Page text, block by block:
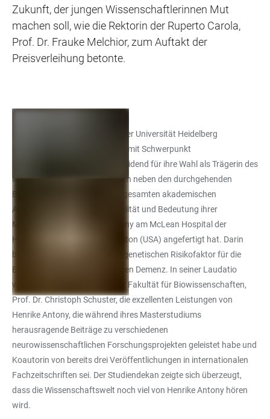
Zukunft, der jungen Wissenschaftlerinnen Mut
machen soll, wie die Rektorin der Ruperto Carola,
Prof. Dr. Frauke Melchior, zum Auftakt der
Preisverleihung betonte.
Die Preisträgerin studierte an der Universität Heidelberg
Molekulare Biowissenschaften mit Schwerpunkt
Neurowissenschaften. Entscheidend für ihre Wahl als Trägerin des
Marie-Luise Jung-Preises waren neben den durchgehenden
Bestleistungen während ihrer gesamten akademischen
Ausbildung die besondere Qualität und Bedeutung ihrer
Masterarbeit, die Henrike Antony am McLean Hospital der
Harvard Medical School in Boston (USA) angefertigt hat. Darin
beschäftigt sie sich mit einem genetischen Risikofaktor für die
Entwicklung der Alzheimer’schen Demenz. In seiner Laudatio
würdigte der Studiendekan der Fakultät für Biowissenschaften,
Prof. Dr. Christoph Schuster, die exzellenten Leistungen von
Henrike Antony, die während ihres Masterstudiums
herausragende Beiträge zu verschiedenen
neurowissenschaftlichen Forschungsprojekten geleistet habe und
Koautorin von bereits drei Veröffentlichungen in internationalen
Fachzeitschriften sei. Der Studiendekan zeigte sich überzeugt,
dass die Wissenschaftswelt noch viel von Henrike Antony hören
wird.